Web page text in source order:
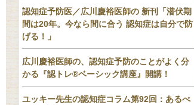
認知症予防医／広川慶裕医師の 新刊「潜伏期
間は20年。今なら間に合う 認知症は自分で防
げる！」
広川慶裕医師の、認知症予防のことがよく分
かる『認トレ®️ベーシック講座』開講！
ユッキー先生の認知症コラム第92回：あるべ